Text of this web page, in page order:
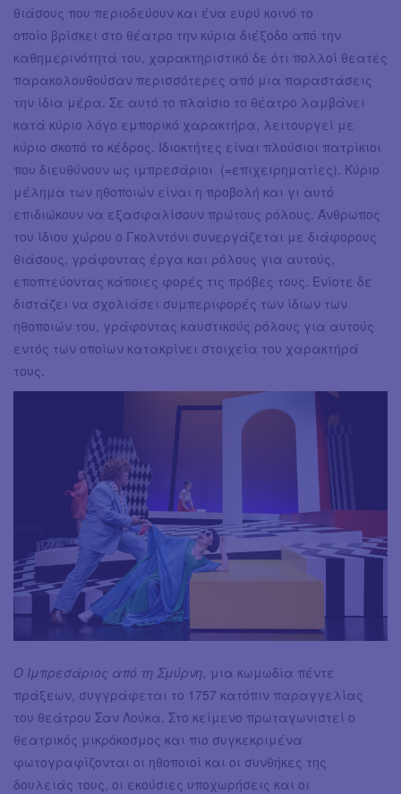
θιάσους που περιοδεύουν και ένα ευρύ κοινό το
οποίο βρίσκει στο θέατρο την κύρια διέξοδο από την
καθημερινότητά του, χαρακτηριστικό δε ότι πολλοί θεατές
παρακολουθούσαν περισσότερες από μια παραστάσεις
την ίδια μέρα. Σε αυτό το πλαίσιο το θέατρο λαμβάνει
κατά κύριο λόγο εμπορικό χαρακτήρα, λειτουργεί με
κύριο σκοπό το κέδρος. Ιδιοκτήτες είναι πλούσιοι πατρίκιοι
που διευθύνουν ως ιμπρεσάριοι (=επιχειρηματίες). Κύριο
μέλημα των ηθοποιών είναι η προβολή και γι αυτό
επιδιώκουν να εξασφαλίσουν πρώτους ρόλους. Άνθρωπος
του ίδιου χώρου ο Γκολντόνι συνεργάζεται με διάφορους
θιάσους, γράφοντας έργα και ρόλους για αυτούς,
εποπτεύοντας κάποιες φορές τις πρόβες τους. Ενίοτε δε
διστάζει να σχολιάσει συμπεριφορές των ίδιων των
ηθοποιών του, γράφοντας καυστικούς ρόλους για αυτούς
εντός των οποίων κατακρίνει στοιχεία του χαρακτήρά
τους.
Ο Ιμπρεσάριος από τη Σμύρνη, μια κωμωδία πέντε
πράξεων, συγγράφεται το 1757 κατόπιν παραγγελίας
του θεάτρου Σαν Λούκα. Στο κείμενο πρωταγωνιστεί ο
θεατρικός μικρόκοσμος και πιο συγκεκριμένα
φωτογραφίζονται οι ηθοποιοί και οι συνθήκες της
δουλειάς τους, οι εκούσιες υποχωρήσεις και οι